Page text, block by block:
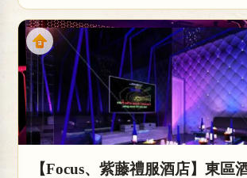
【Focus、紫藤禮服酒店】東區